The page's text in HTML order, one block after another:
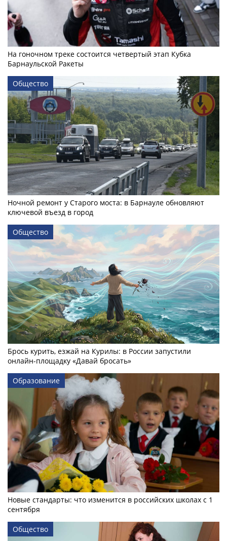
На гоночном треке состоится четвертый этап Кубка
Барнаульской Ракеты
Общество
Ночной ремонт у Старого моста: в Барнауле обновляют
ключевой въезд в город
Общество
Брось курить, езжай на Курилы: в России запустили
онлайн-­площадку «Давай бросать»
Образование
Новые стандарты: что изменится в российских школах с 1
сентября
Общество